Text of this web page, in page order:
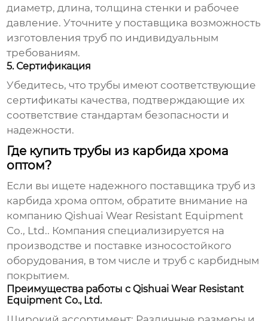
диаметр, длина, толщина стенки и рабочее
давление. Уточните у поставщика возможность
изготовления труб по индивидуальным
требованиям.
5. Сертификация
Убедитесь, что трубы имеют соответствующие
сертификаты качества, подтверждающие их
соответствие стандартам безопасности и
надежности.
Где купить трубы из карбида хрома
оптом?
Если вы ищете надежного поставщикатруб из
карбида хрома оптом, обратите внимание на
компанию Qishuai Wear Resistant Equipment
Co., Ltd.. Компания специализируется на
производстве и поставке износостойкого
оборудования, в том числе и труб с карбидным
покрытием.
Преимущества работы с Qishuai Wear Resistant
Equipment Co., Ltd.